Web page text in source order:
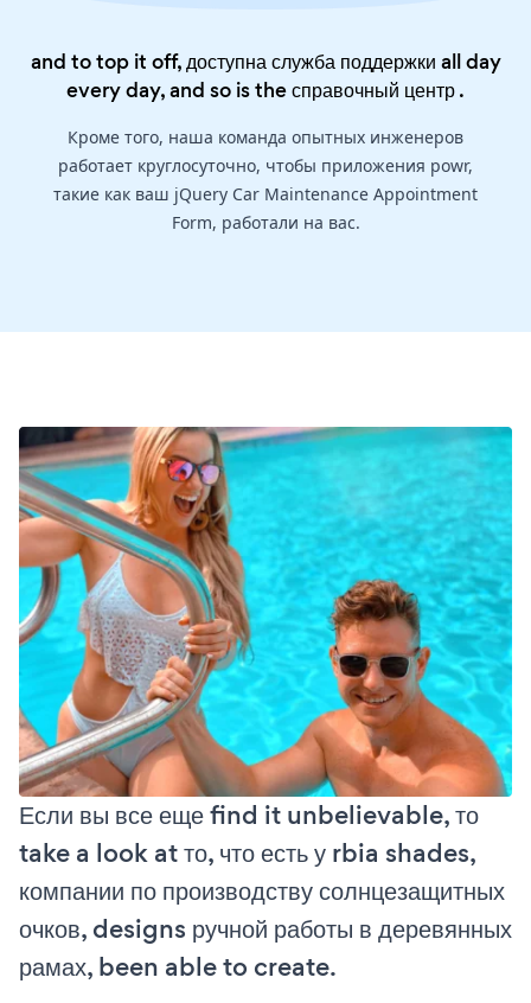
and to top it off, доступна служба поддержки all day
every day, and so is theсправочный центр.
Кроме того, наша команда опытных инженеров
работает круглосуточно, чтобы приложения powr,
такие как ваш jQuery Car Maintenance Appointment
Form, работали на вас.
Если вы все еще find it unbelievable, то
take a look at то, что есть у rbia shades,
компании по производству солнцезащитных
очков, designs ручной работы в деревянных
рамах, been able to create.